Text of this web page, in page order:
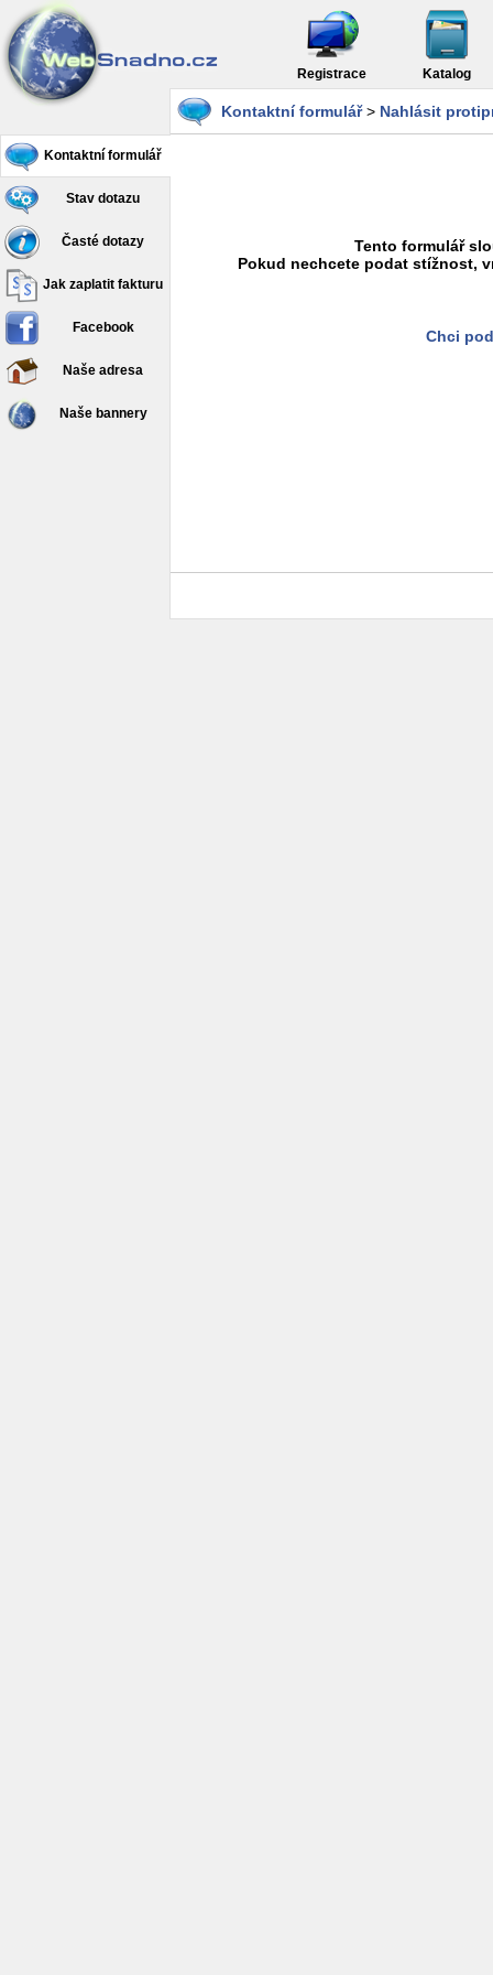
Registrace Katalog
Kontaktní formulář
Stav dotazu
Časté dotazy
Jak zaplatit fakturu
Facebook
Naše adresa
Naše bannery
Kontaktní formulář> Nahlásit
Tento formulář
Pokud nechcete podat stížnost,
Chci